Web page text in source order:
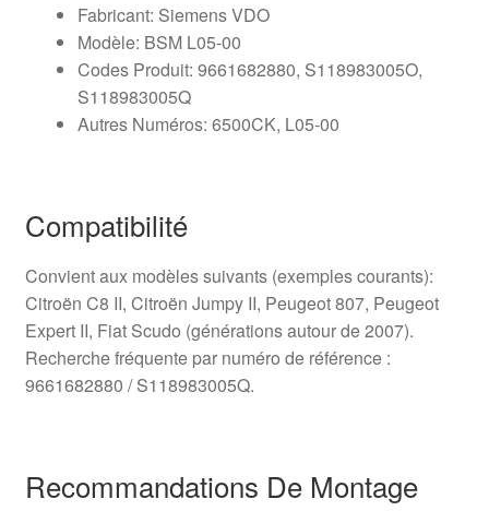
Fabricant: Siemens VDO
Modèle: BSM L05-00
Codes Produit: 9661682880, S118983005O,
S118983005Q
Autres Numéros: 6500CK, L05-00
Compatibilité
Convient aux modèles suivants (exemples courants):
Citroën C8 II, Citroën Jumpy II, Peugeot 807, Peugeot
Expert II, Fiat Scudo (générations autour de 2007).
Recherche fréquente par numéro de référence :
9661682880 / S118983005Q.
Recommandations De Montage